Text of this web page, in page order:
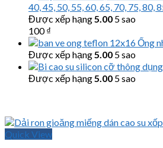
40, 45, 50, 55, 60, 65, 70, 75, 80,
Được xếp hạng5.00 5 sao
100₫
Ống
Được xếp hạng5.00 5 sao
Được xếp hạng5.00 5 sao
Quick View